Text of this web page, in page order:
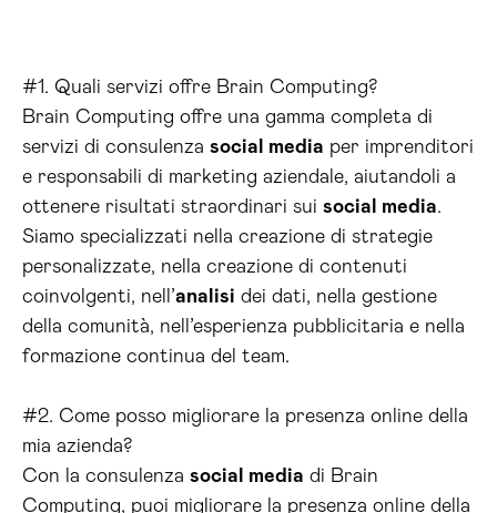
#1. Quali servizi offre Brain Computing?
Brain Computing offre una gamma completa di
servizi di consulenza social media per imprenditori
e responsabili di marketing aziendale, aiutandoli a
ottenere risultati straordinari sui social media.
Siamo specializzati nella creazione di strategie
personalizzate, nella creazione di contenuti
coinvolgenti, nell’analisi dei dati, nella gestione
della comunità, nell’esperienza pubblicitaria e nella
formazione continua del team.
#2. Come posso migliorare la presenza online della
mia azienda?
Con la consulenza social media di Brain
Computing, puoi migliorare la presenza online della